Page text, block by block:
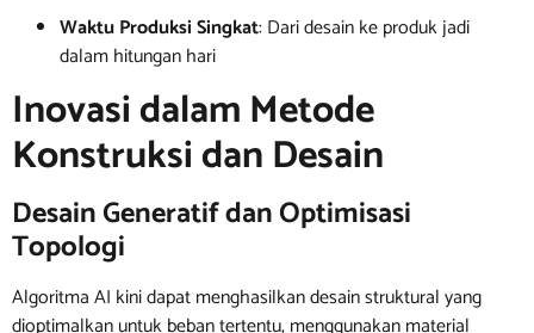
Waktu Produksi Singkat: Dari desain ke produk jadi
dalam hitungan hari
Inovasi dalam Metode
Konstruksi dan Desain
Desain Generatif dan Optimisasi
Topologi
Algoritma AI kini dapat menghasilkan desain struktural yang